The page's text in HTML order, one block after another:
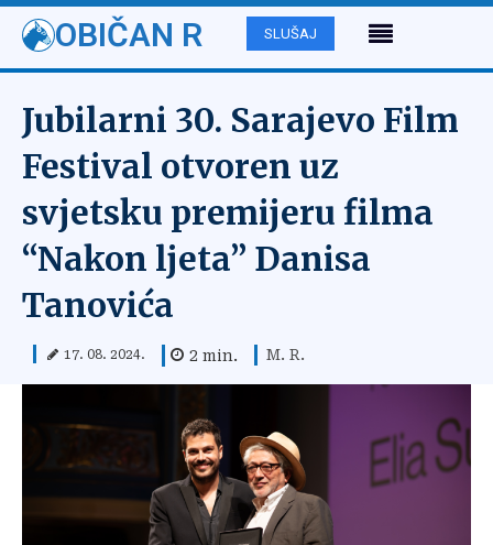
OBIČAN R SLUŠAJ
Jubilarni 30. Sarajevo Film
Festival otvoren uz
svjetsku premijeru filma
“Nakon ljeta” Danisa
Tanovića
17. 08. 2024. 2 min. M. R.